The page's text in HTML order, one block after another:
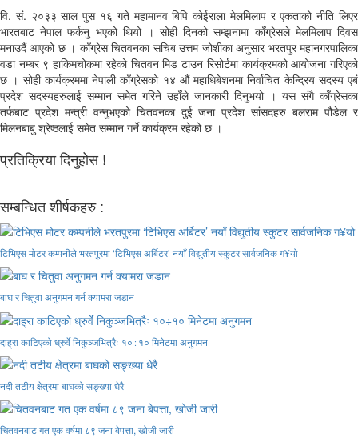
वि. सं. २०३३ साल पुस १६ गते महामानव बिपि कोईराला मेलमिलाप र एकताको नीति लिएर
भारतबाट नेपाल फर्कनु भएको थियो । सोही दिनको सम्झनामा काँग्रेसले मेलमिलाप दिवस
मनाउदैं आएको छ । काँग्रेस चितवनका सचिब उत्तम जोशीका अनुसार भरतपुर महानगरपालिका
वडा नम्बर ९ हाकिमचोकमा रहेको चितवन मिड टाउन रिसोर्टमा कार्यक्रमको आयोजना गरिएको
छ । सोही कार्यक्रममा नेपाली काँग्रेसको १४ औं महाधिबेशनमा निर्वाचित केन्द्रिय सदस्य एबं
प्रदेश सदस्यहरुलाई सम्मान समेत गरिने उहाँले जानकारी दिनुभयो । यस संगै काँग्रेसका
तर्फबाट प्रदेश मन्त्री वन्नुभएको चितवनका दुई जना प्रदेश सांसदहरु बलराम पौडेल र
मिलनबाबु श्रेष्ठलाई समेत सम्मान गर्ने कार्यक्रम रहेको छ ।
प्रतिक्रिया दिनुहोस !
सम्बन्धित शीर्षकहरु :
टिभिएस मोटर कम्पनीले भरतपुरमा ‘टिभिएस अर्बिटर’ नयाँ विद्युतीय स्कुटर सार्वजनिक ग¥यो
बाघ र चितुवा अनुगमन गर्न क्यामरा जडान
दाह्रा काटिएको ध्रुर्वे निकुञ्जभित्रैः १०÷१० मिनेटमा अनुगमन
नदी तटीय क्षेत्रमा बाघको सङ्ख्या धेरै
चितवनबाट गत एक वर्षमा ८९ जना बेपत्ता, खोजी जारी